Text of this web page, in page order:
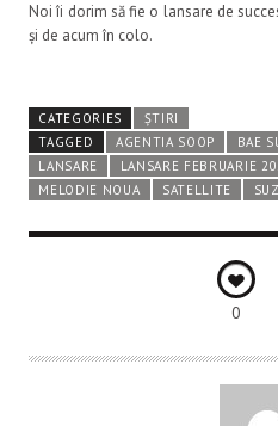
Noi îi dorim să fie o lansare de
și de acum în colo.
CATEGORIES
ȘTIRI
TAGGED
AGENTIA SOOP BAE
LANSARE
LANSARE FEBRUARIE
MELODIE NOUA
SATELLITE
0